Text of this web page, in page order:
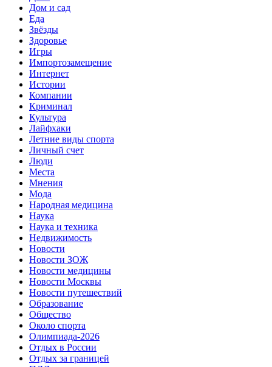
Дом и сад
Еда
Звёзды
Здоровье
Игры
Импортозамещение
Интернет
Истории
Компании
Криминал
Культура
Лайфхаки
Летние виды спорта
Личный счет
Люди
Места
Мнения
Мода
Народная медицина
Наука
Наука и техника
Недвижимость
Новости
Новости ЗОЖ
Новости медицины
Новости Москвы
Новости путешествий
Образование
Общество
Около спорта
Олимпиада-2026
Отдых в России
Отдых за границей